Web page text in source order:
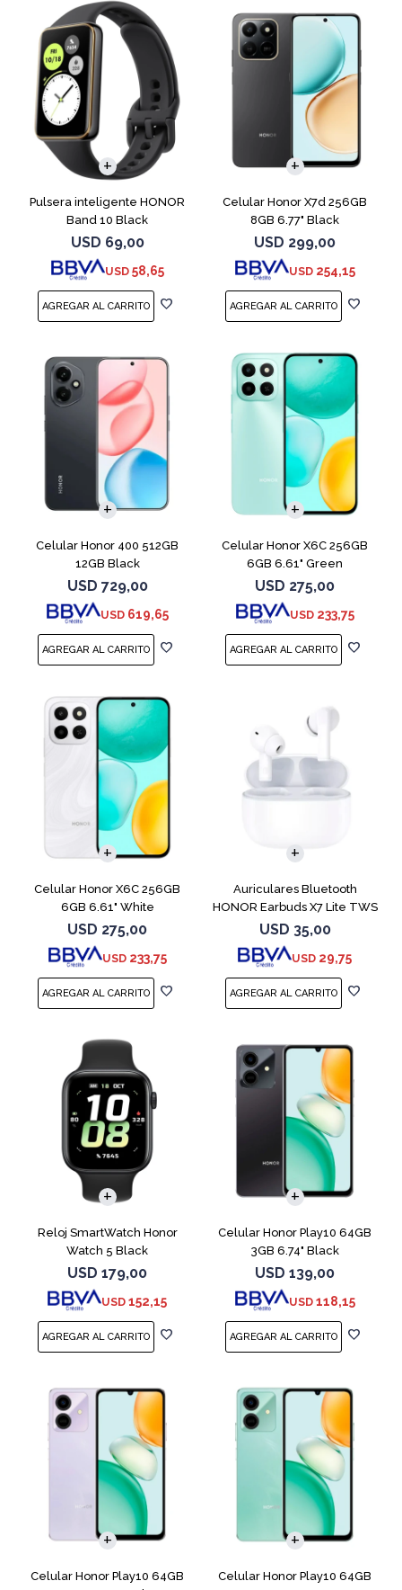
Pulsera inteligente HONOR
Band 10 Black
USD 69,00
USD 58,65
Celular Honor X7d 256GB
8GB 6.77" Black
USD 299,00
USD 254,15
COMPARAR
Celular Honor 400 512GB
12GB Black
USD 729,00
USD 619,65
COMPARAR
Celular Honor X6C 256GB
6GB 6.61" Green
USD 275,00
USD 233,75
COMPARAR
Celular Honor X6C 256GB
6GB 6.61" White
USD 275,00
USD 233,75
COMPARAR
Auriculares Bluetooth
HONOR Earbuds X7 Lite TWS
White
USD 35,00
USD 29,75
Reloj SmartWatch Honor
Watch 5 Black
USD 179,00
USD 152,15
Celular Honor Play10 64GB
3GB 6.74" Black
USD 139,00
USD 118,15
COMPARAR
Celular Honor Play10 64GB
COMPARAR
Celular Honor Play10 64GB
COMPARAR